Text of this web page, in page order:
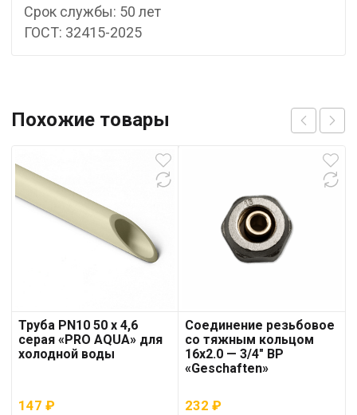
Срок службы: 50 лет
ГОСТ: 32415-2025
Похожие товары
Труба PN10 50 x 4,6
серая «PRO AQUA» для
холодной воды
147 ₽
Соединение резьбовое
со тяжным кольцом
16х2.0 — 3/4″ ВР
«Geschaften»
232₽